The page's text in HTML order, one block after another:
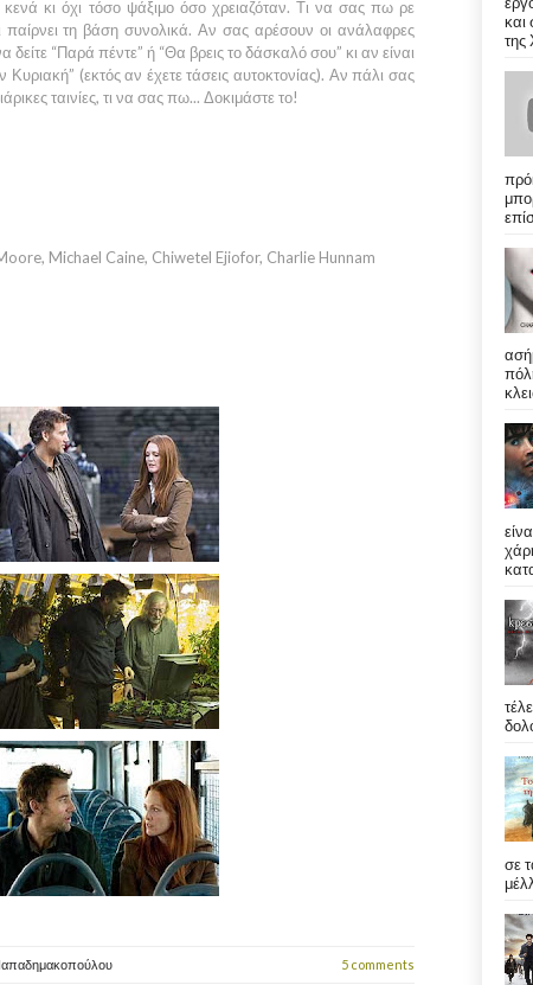
κι όχι τόσο ψάξιμο όσο χρειαζόταν. Τι να σας πω ρε
τη βάση συνολικά. Αν σας αρέσουν οι ανάλαφρες
δείτε “Παρά πέντε” ή “Θα βρεις τοδάσκαλό σου” κι αν είναι
Κυριακή” (εκτός αν έχετε τάσεις αυτοκτονίας). Αν πάλι σας
ταινίες, τι να σας πω... Δοκιμάστε το!
Michael Caine, Chiwetel Ejiofor, Charlie Hunnam
5 comments
και
της
σε